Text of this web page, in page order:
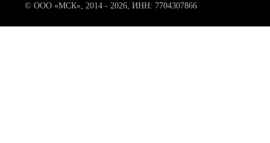
© ООО «МСК», 2014 - 2026, ИНН: 7704307866